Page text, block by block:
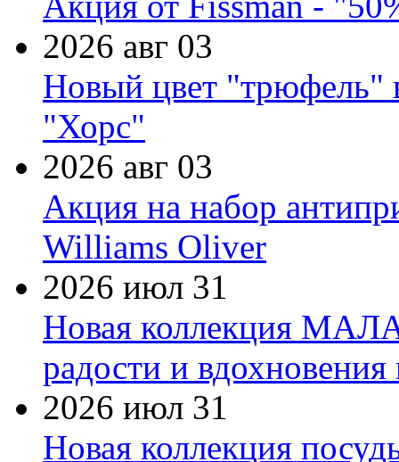
2026 авг 03
Новый цвет "трюфель"
"Хорс"
2026 авг 03
Акция на набор
Williams Oliver
2026 июл 31
Новая коллекция
радости и
2026 июл 31
Новая коллекция